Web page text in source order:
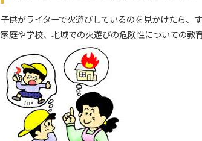
子供がライターで火遊びしているのを見かけたら、
家庭や学校、地域での火遊びの危険性についての教育